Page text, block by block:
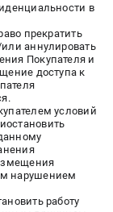
в
прекратить
аннулировать
Покупателя и
доступа к
условий
нарушением
работу